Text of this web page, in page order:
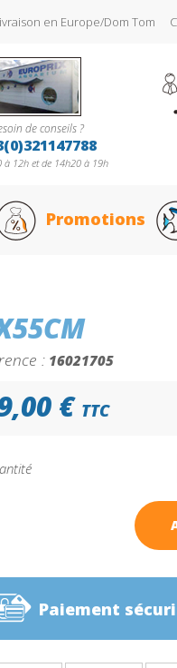
en Europe/Dom Tom
de conseils ?
à 12h et de 14h20 à 19h
Promotions
: 16021705
€ TTC
Paiement